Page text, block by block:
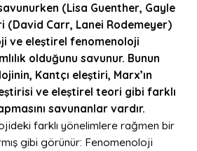
(Lisa Guenther, Gayle
(David Carr, Lanei Rodemeyer)
ve eleştirel fenomenoloji
olduğunu savunur. Bunun
Kantçı eleştiri, Marx’ın
ve eleştirel teori gibi farklı
savunanlar vardır.
farklı yönelimlere rağmen bir
gibi görünür: Fenomenoloji